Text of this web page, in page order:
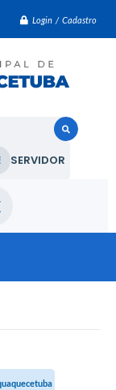
Login / Cadastro
SERVIDOR